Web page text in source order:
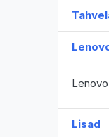
Lisad